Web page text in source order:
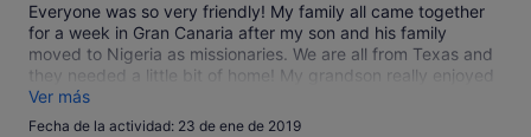
Everyone was so very friendly! My family all came together
for a week in Gran Canaria after my son and his family
moved to Nigeria as missionaries. We are all from Texas and
they needed a little bit of home! My grandson really enjoyed
riding the horses and the skits. The man who played the
drunk was especially awesome to us all! I didn’t get his
Ver más
Fecha de la actividad: 23 de ene de 2019